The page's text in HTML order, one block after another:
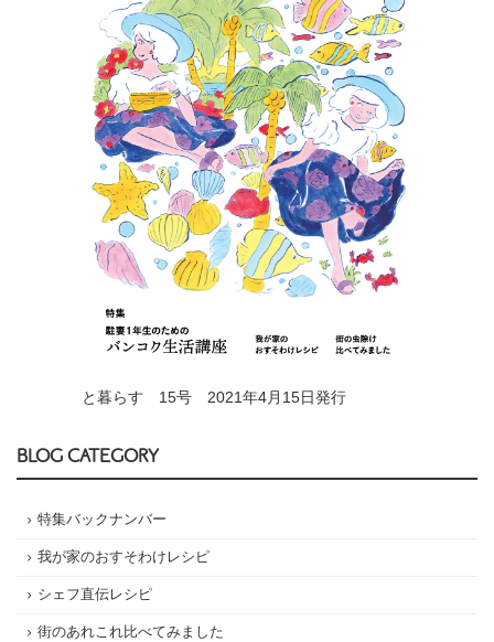
と暮らす 15号 2021年4月15日発行
BLOG CATEGORY
特集バックナンバー
我が家のおすそわけレシピ
シェフ直伝レシピ
街のあれこれ比べてみました